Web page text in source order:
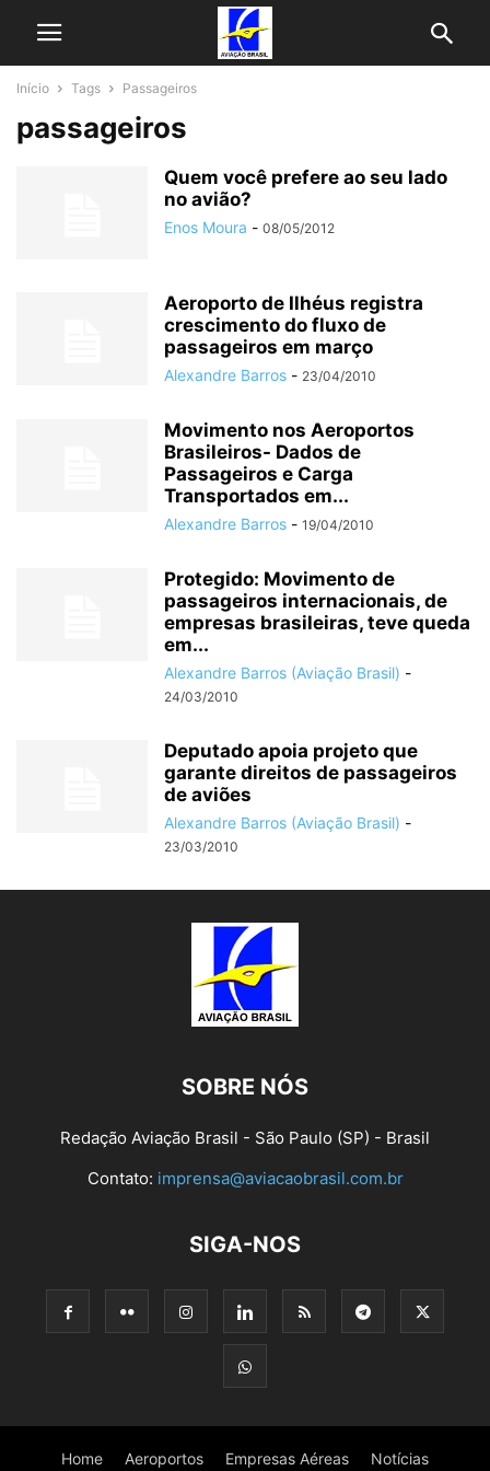
Início Tags Passageiros
passageiros
Quem você prefere ao seu lado
no avião?
Enos Moura - 08/05/2012
Aeroporto de Ilhéus registra
crescimento do fluxo de
passageiros em março
Alexandre Barros - 23/04/2010
Movimento nos Aeroportos
Brasileiros- Dados de
Passageiros e Carga
Transportados em...
Alexandre Barros - 19/04/2010
Protegido: Movimento de
passageiros internacionais, de
empresas brasileiras, teve queda
em...
Alexandre Barros (Aviação Brasil) -
24/03/2010
Deputado apoia projeto que
garante direitos de passageiros
de aviões
Alexandre Barros (Aviação Brasil) -
23/03/2010
SOBRE NÓS
Redação Aviação Brasil - São Paulo (SP) - Brasil
Contato: imprensa@aviacaobrasil.com.br
SIGA-NOS
Home Aeroportos Empresas Aéreas Notícias